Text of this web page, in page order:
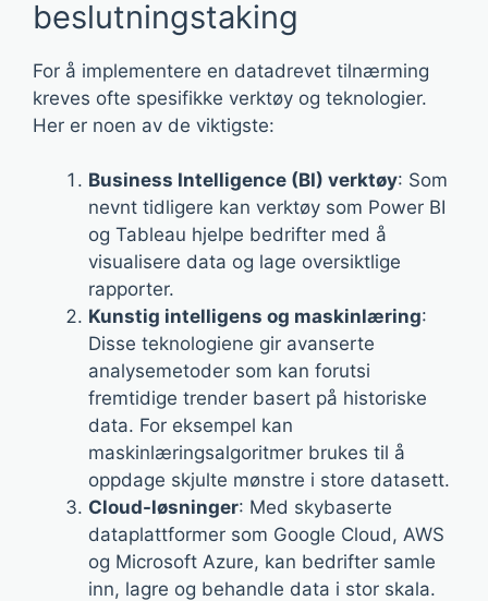
beslutningstaking
For å implementere en datadrevet tilnærming
kreves ofte spesifikke verktøy og teknologier.
Her er noen av de viktigste:
Business Intelligence (BI) verktøy: Som
nevnt tidligere kan verktøy som Power BI
og Tableau hjelpe bedrifter med å
visualisere data og lage oversiktlige
rapporter.
Kunstig intelligens og maskinlæring:
Disse teknologiene gir avanserte
analysemetoder som kan forutsi
fremtidige trender basert på historiske
data. For eksempel kan
maskinlæringsalgoritmer brukes til å
oppdage skjulte mønstre i store datasett.
Cloud-løsninger: Med skybaserte
dataplattformer som Google Cloud, AWS
og Microsoft Azure, kan bedrifter samle
inn, lagre og behandle data i stor skala.